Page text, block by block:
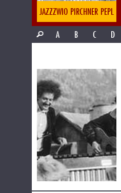
JAZZZWIO PIRCHNER PEPL
A
B C D